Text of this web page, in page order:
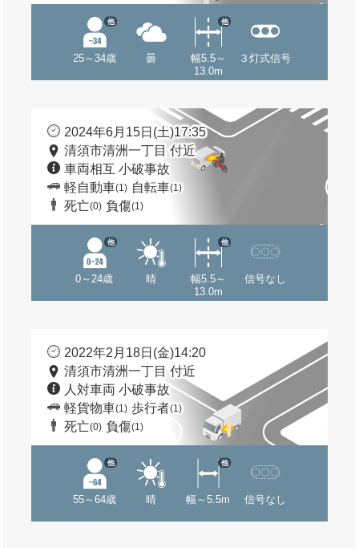
25～34歳
他
曇
幅5.5～
13.0m
他
３灯式信号
2024年6月15日(土)17:35
清須市清洲一丁目 付近
車両相互 小破事故
軽自動車(1) 自転車(1)
死亡(0) 負傷(1)
0～24歳
他
晴
幅5.5～
13.0m
他
信号なし
2022年2月18日(金)14:20
清須市清洲一丁目 付近
人対車両 小破事故
軽貨物車(1) 歩行者(1)
死亡(0) 負傷(1)
55～64歳
他
晴 幅～5.5m
他
信号なし